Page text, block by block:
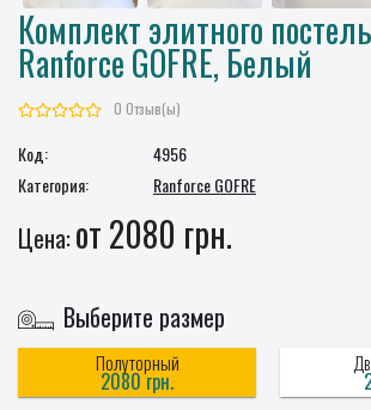
Комплект элитного
Ranforce GOFRE, Белый
0 Отзыв(ы)
Код:
4956
Категория:
Ranforce GOFRE
Цена:от 2080 грн.
Выберите размер
Полуторный
2080 грн.